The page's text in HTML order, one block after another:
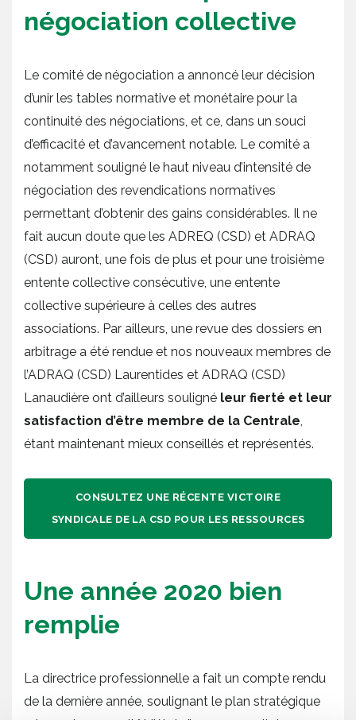
négociation collective
Le comité de négociation a annoncé leur décision
d’unir les tables normative et monétaire pour la
continuité des négociations, et ce, dans un souci
d’efficacité et d’avancement notable. Le comité a
notamment souligné le haut niveau d’intensité de
négociation des revendications normatives
permettant d’obtenir des gains considérables. Il ne
fait aucun doute que les ADREQ (CSD) et ADRAQ
(CSD) auront, une fois de plus et pour une troisième
entente collective consécutive, une entente
collective supérieure à celles des autres
associations. Par ailleurs, une revue des dossiers en
arbitrage a été rendue et nos nouveaux membres de
l’ADRAQ (CSD) Laurentides et ADRAQ (CSD)
Lanaudière ont d’ailleurs souligné leur fierté et leur
satisfaction d’être membre de la Centrale,
étant maintenant mieux conseillés et représentés.
CONSULTEZ UNE RÉCENTE VICTOIRE
SYNDICALE DE LA CSD POUR LES RESSOURCES
Une année 2020 bien
remplie
La directrice professionnelle a fait un compte rendu
de la dernière année, soulignant le plan stratégique